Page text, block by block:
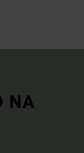
NA